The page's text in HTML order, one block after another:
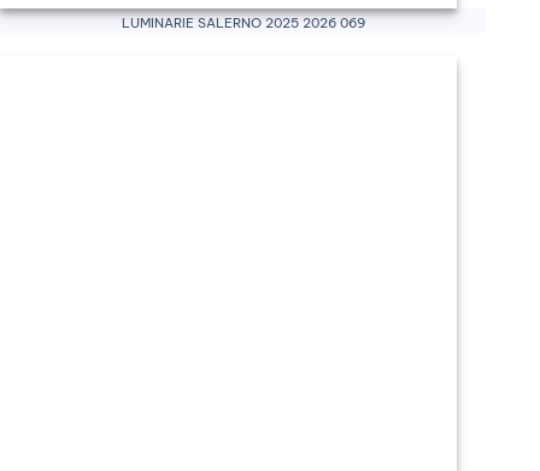
Luminarie Salerno 2025 2026 069